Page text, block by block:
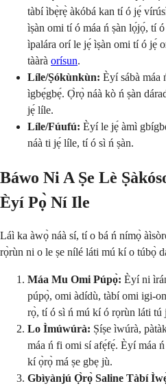
tàbí ìbẹ̀rẹ̀ àkóbá kan tí ó jẹ́
ìṣàn omi tí ó máa ń ṣàn lọ́jọ́, tí
ìpalára orí le jẹ́ ìṣàn omi tí ó jẹ́
tààrà orísun.
Líle/Ṣókùnkùn: Èyí sábà máa
ìgbẹ́gbẹ́. Ọ̀rọ̀ náà kò ń ṣàn
jẹ́ líle.
Líle/Fúufú: Èyí le jẹ́ àmì
náà ti jẹ́ líle, tí ó sì ń ṣàn.
Báwo Ni A Ṣe Lè
Èyí Pọ̀ Ní Ile
Láì ka àwọ̀ náà sí, tí o bá ń nímọ̀
rọ̀rùn ni o le ṣe nílé láti mú kí o túbọ̀
Máa Mu Omi Púpọ̀: Èyí ni
púpọ̀, omi àdídù, tàbí omi igi-
rọ̀, tí ó sì ń mú kí ó rọrùn láti tú
Lo Ìmúwúrà: Ṣíṣe ìwúrà,
máa ń fi omi sí afẹ́fẹ́. Èyí máa
kí ọ̀rọ̀ má ṣe gbẹ jù.
Gbìyànjú Ọ̀rọ̀ Saline Tàbí